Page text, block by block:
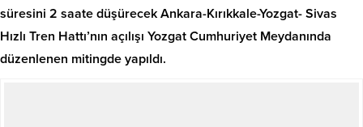
süresini 2 saate düşürecek Ankara-Kırıkkale-Yozgat- Sivas
Hızlı Tren Hattı’nın açılışı Yozgat Cumhuriyet Meydanında
düzenlenen mitingde yapıldı.